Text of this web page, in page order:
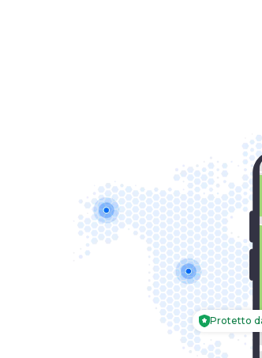
Verifica
Trova il
Protetto